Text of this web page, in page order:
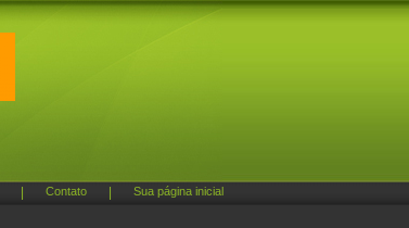
Contato Sua página inicial